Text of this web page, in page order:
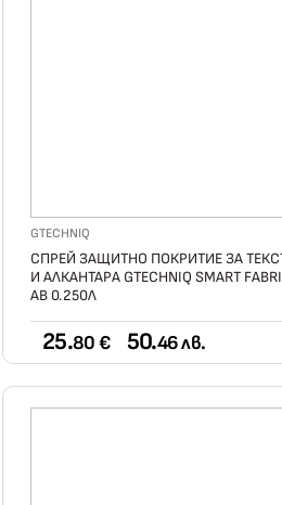
GTECHNIQ
СПРЕЙ ЗАЩИТНО ПОКРИТИЕ ЗА
И АЛКАНТАРА GTECHNIQ SMART
AB 0.250Л
25.80 € 50.46 лв.